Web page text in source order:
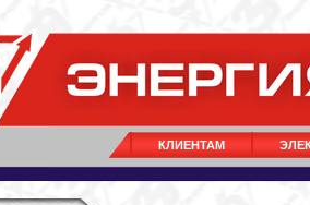
КЛИЕНТАМ